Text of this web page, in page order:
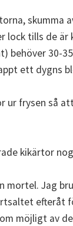
skumma
lock tills de är
behöver 30-
ett dygns
ur frysen så
kikärtor
mortel. Jag
efteråt
möjligt av